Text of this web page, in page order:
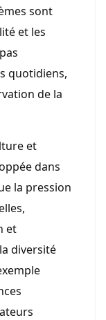
sont
et les
quotidiens,
de la
et
dans
la pression
et
diversité